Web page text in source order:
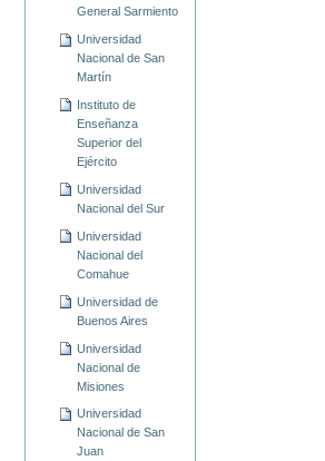
General Sarmiento
Universidad
Nacional de San
Martín
Instituto de
Enseñanza
Superior del
Ejército
Universidad
Nacional del Sur
Universidad
Nacional del
Comahue
Universidad de
Buenos Aires
Universidad
Nacional de
Misiones
Universidad
Nacional de San
Juan